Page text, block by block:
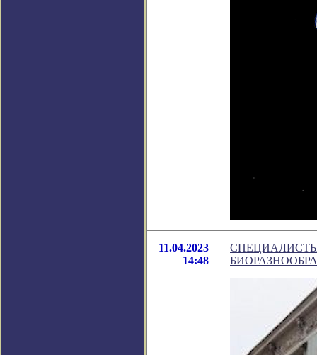
11.04.2023
14:48